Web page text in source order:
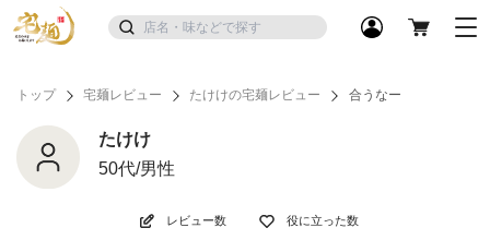
トップ 宅麺レビュー たけけの宅麺レビュー 合うなー
たけけ
50代/男性
レビュー数 役に立った数